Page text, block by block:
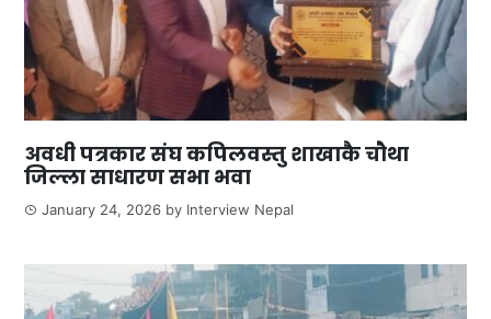
अवधी पत्रकार संघ कपिलवस्तु शाखाकै चौथा
जिल्ला साधारण सभा भवा
January 24, 2026 by Interview Nepal